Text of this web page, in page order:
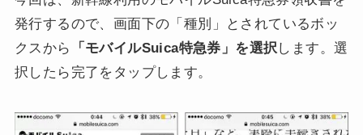
発行するので、画面下の「種別」とされているボッ
クスから
「モバイルSuica特急券」を選択します。選
択したら完了をタップします。